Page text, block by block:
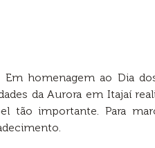
Em homenagem ao Dia
da Aurora em Itajaí
tão importante. Para